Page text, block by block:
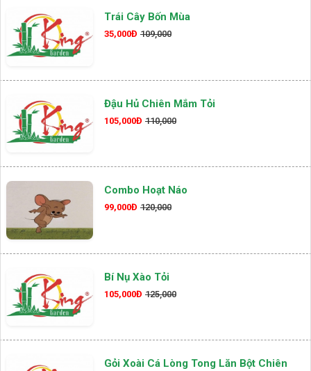
Trái Cây Bốn Mùa
35,000Đ 109,000
Đậu Hủ Chiên Mắm Tỏi
105,000Đ 110,000
Combo Hoạt Náo
99,000Đ 120,000
Bí Nụ Xào Tỏi
105,000Đ 125,000
Gỏi Xoài Cá Lòng Tong Lăn Bột Chiên